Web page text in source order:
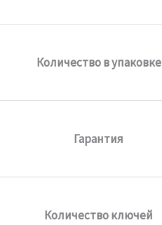
Количество в упаковке
Гарантия
Количество ключей